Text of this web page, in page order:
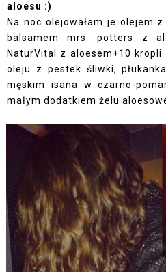
aloesu :)
Na noc olejowałam je olejem z
balsamem mrs. potters z
NaturVital z aloesem+10 kropli
oleju z pestek śliwki,
męskim isana w czarno-
małym dodatkiem żelu